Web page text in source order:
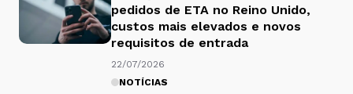
pedidos de ETA no Reino Unido,
custos mais elevados e novos
requisitos de entrada
22/07/2026
NOTÍCIAS